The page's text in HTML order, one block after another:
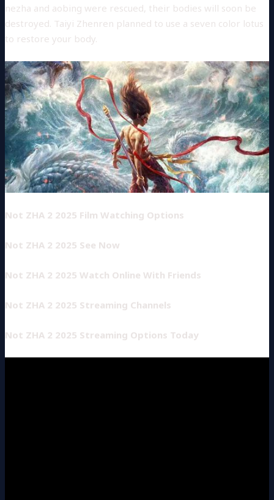
nezha and aobing were rescued, their bodies will soon be
destroyed. Taiyi Zhenren planned to use a seven color lotus
to restore your body.
Not ZHA 2 2025 Film Watching Options
Not ZHA 2 2025 See Now
Not ZHA 2 2025 Watch Online With Friends
Not ZHA 2 2025 Streaming Channels
Not ZHA 2 2025 Streaming Options Today